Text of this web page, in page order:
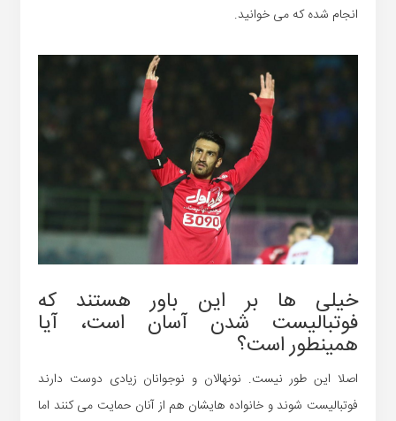
انجام شده که می خوانید.
خیلی ها بر این باور هستند که
فوتبالیست شدن آسان است، آیا
همینطور است؟
اصلا این طور نیست. نونهالان و نوجوانان زیادی دوست دارند
فوتبالیست شوند و خانواده هایشان هم از آنان حمایت می کنند اما